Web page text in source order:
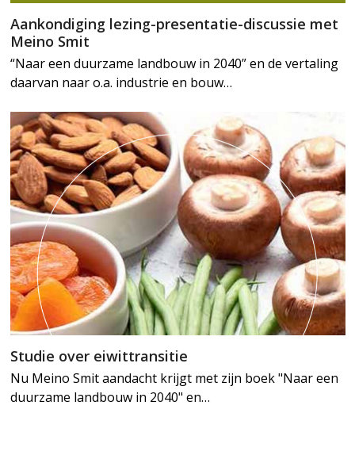
Aankondiging lezing-presentatie-discussie met
Meino Smit
“Naar een duurzame landbouw in 2040” en de vertaling
daarvan naar o.a. industrie en bouw…
Studie over eiwittransitie
Nu Meino Smit aandacht krijgt met zijn boek "Naar een
duurzame landbouw in 2040" en…